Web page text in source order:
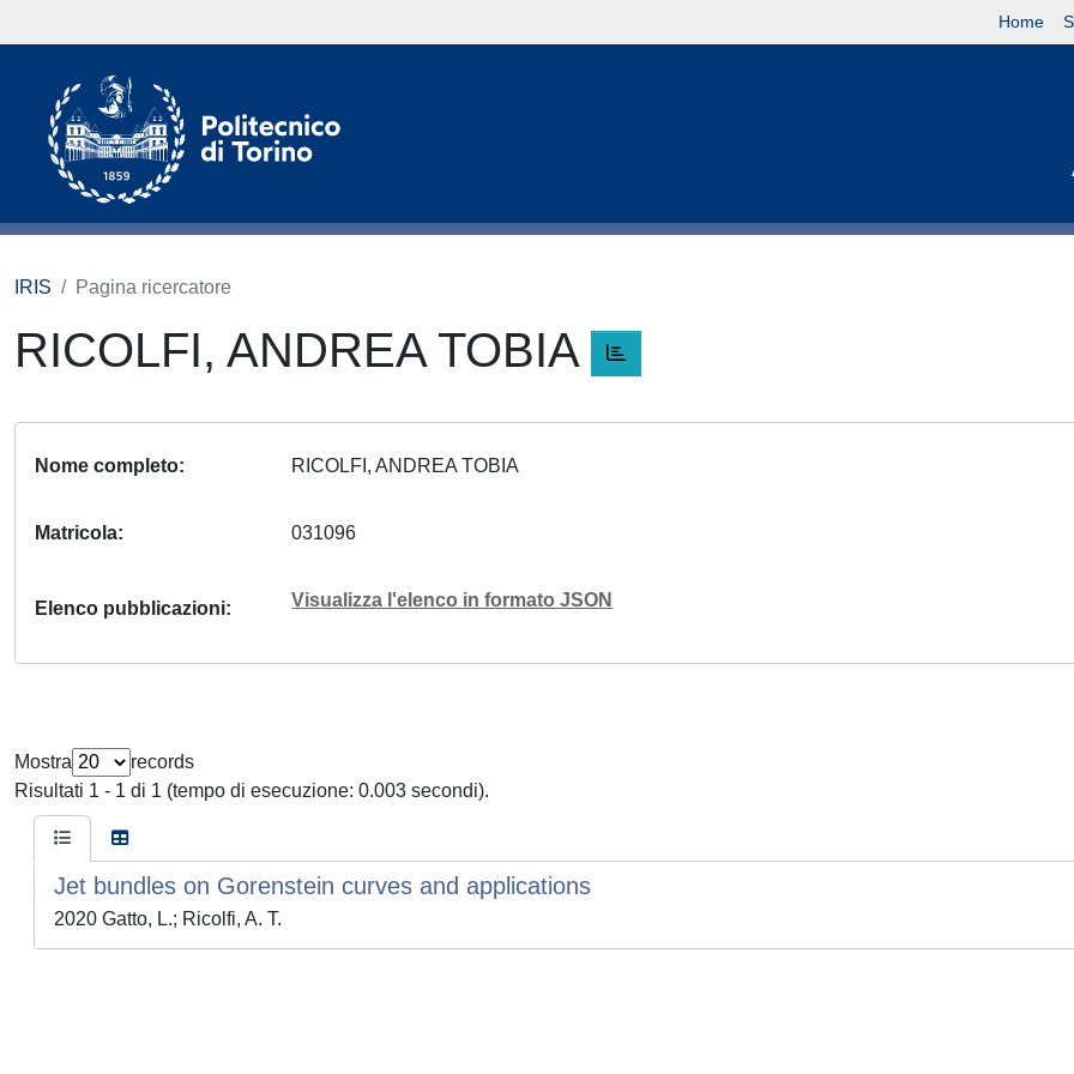
Home
IRIS Pagina ricercatore
RICOLFI, ANDREA TOBIA
Nome completo RICOLFI, ANDREA TOBIA
Matricola 031096
Elenco pubblicazioni Visualizza l'elenco in formato JSON
Mostra
records
Risultati 1 - 1 di 1 (tempo di esecuzione: 0.003 secondi).
Jet bundles on Gorenstein curves and applications
2020 Gatto, L.; Ricolfi, A. T.